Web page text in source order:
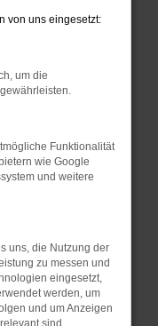
können:
deine
Beispiel deine
Seiten
in einem
privaten
von uns eingesetzt:
um die
Funktionalität
wie Google
und weitere
uns, die Nutzung der
zu messen und
eingesetzt,
werden, um
und um Anzeigen
sind.